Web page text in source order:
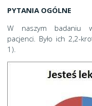
PYTANIA OGÓLNE
W naszym badaniu
pacjenci. Było ich 2,2-
1).